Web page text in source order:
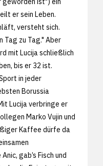
er sein Leben.
versteht sich.
Tag zu Tag." Aber
mit Lucija schließlich
bis er 32 ist.
in jeder
Borussia
Lucija verbringe er
Marko Vujin und
Kaffee dürfe da
gab’s Fisch und